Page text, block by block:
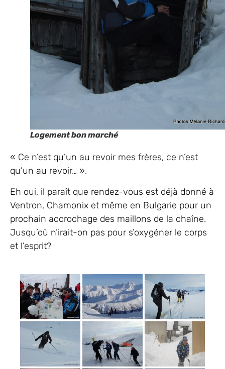
Logement bon marché
« Ce n’est qu’un au revoir mes frères, ce n’est
qu’un au revoir… ».
Eh oui, il paraît que rendez-vous est déjà donné à
Ventron, Chamonix et même en Bulgarie pour un
prochain accrochage des maillons de la chaîne.
Jusqu’où n’irait-on pas pour s’oxygéner le corps
et l’esprit?